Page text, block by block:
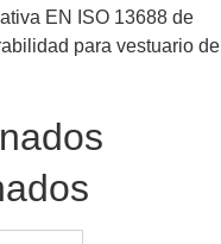
EN ISO 13688 de
para vestuario de